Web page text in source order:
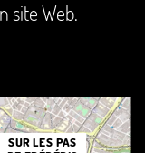
site Web.
SUR LES PAS